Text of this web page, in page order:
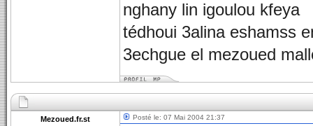
nghany lin igoulou kfeya
tédhoui 3alina eshamss
3echgue el mezoued
Mezoued.fr.st Posté le: 07 Mai 2004 21:37